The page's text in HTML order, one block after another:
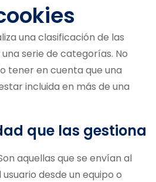
una clasificación de las
serie de categorías. No
tener en cuenta que una
incluida en más de una
que las gestiona
aquellas que se envían al
desde un equipo o